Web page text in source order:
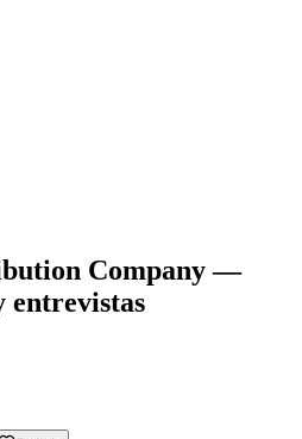
Company—
entrevistas